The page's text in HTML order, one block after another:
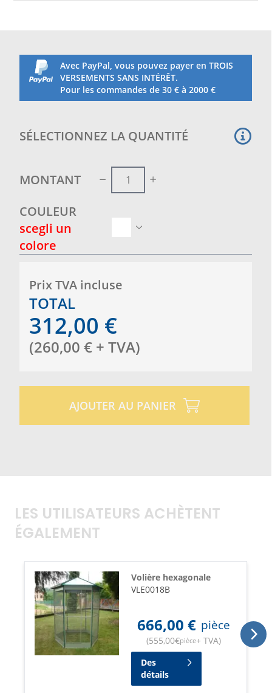
Avec PayPal, vous pouvez payer en TROIS
VERSEMENTS SANS INTÉRÊT.
Pour les commandes de 30 € à 2000 €
SÉLECTIONNEZ LA QUANTITÉ
MONTANT
COULEUR
scegli un
colore
Prix ​​TVA incluse
TOTAL
312,00 €
(260,00 € + TVA)
AJOUTER AU PANIER
LES UTILISATEURS ACHÈTENT
ÉGALEMENT
Volière hexagonale
VLE0018B
666,00 € pièce
(555,00€pièce+ TVA)
Des
détails